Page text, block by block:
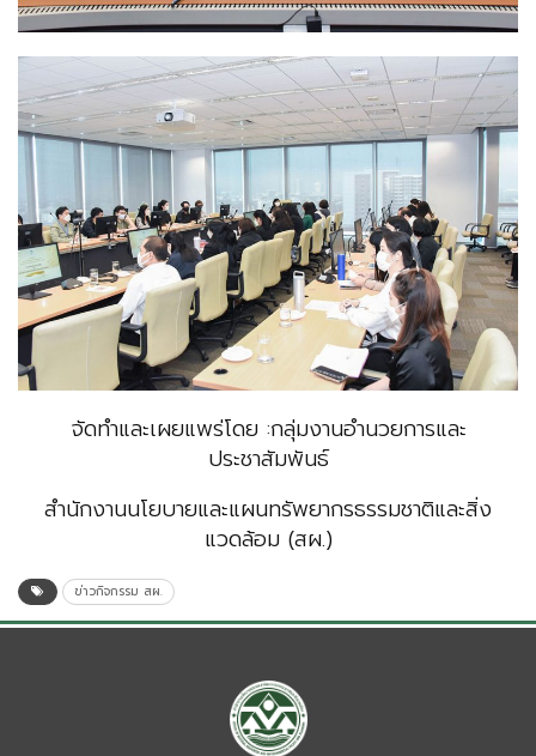
จัดทำและเผยแพร่โดย :กลุ่มงานอำนวยการและ
ประชาสัมพันธ์
สำนักงานนโยบายและแผนทรัพยากรธรรมชาติและสิ่ง
แวดล้อม (สผ.)
ข่าวกิจกรรม สผ.